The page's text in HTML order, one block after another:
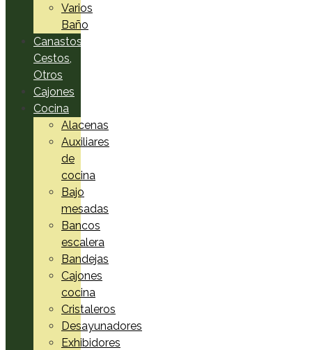
Varios
Baño
Canastos,
Cestos,
Otros
Cajones
Cocina
Alacenas
Auxiliares
de
cocina
Bajo
mesadas
Bancos
escalera
Bandejas
Cajones
cocina
Cristaleros
Desayunadores
Exhibidores